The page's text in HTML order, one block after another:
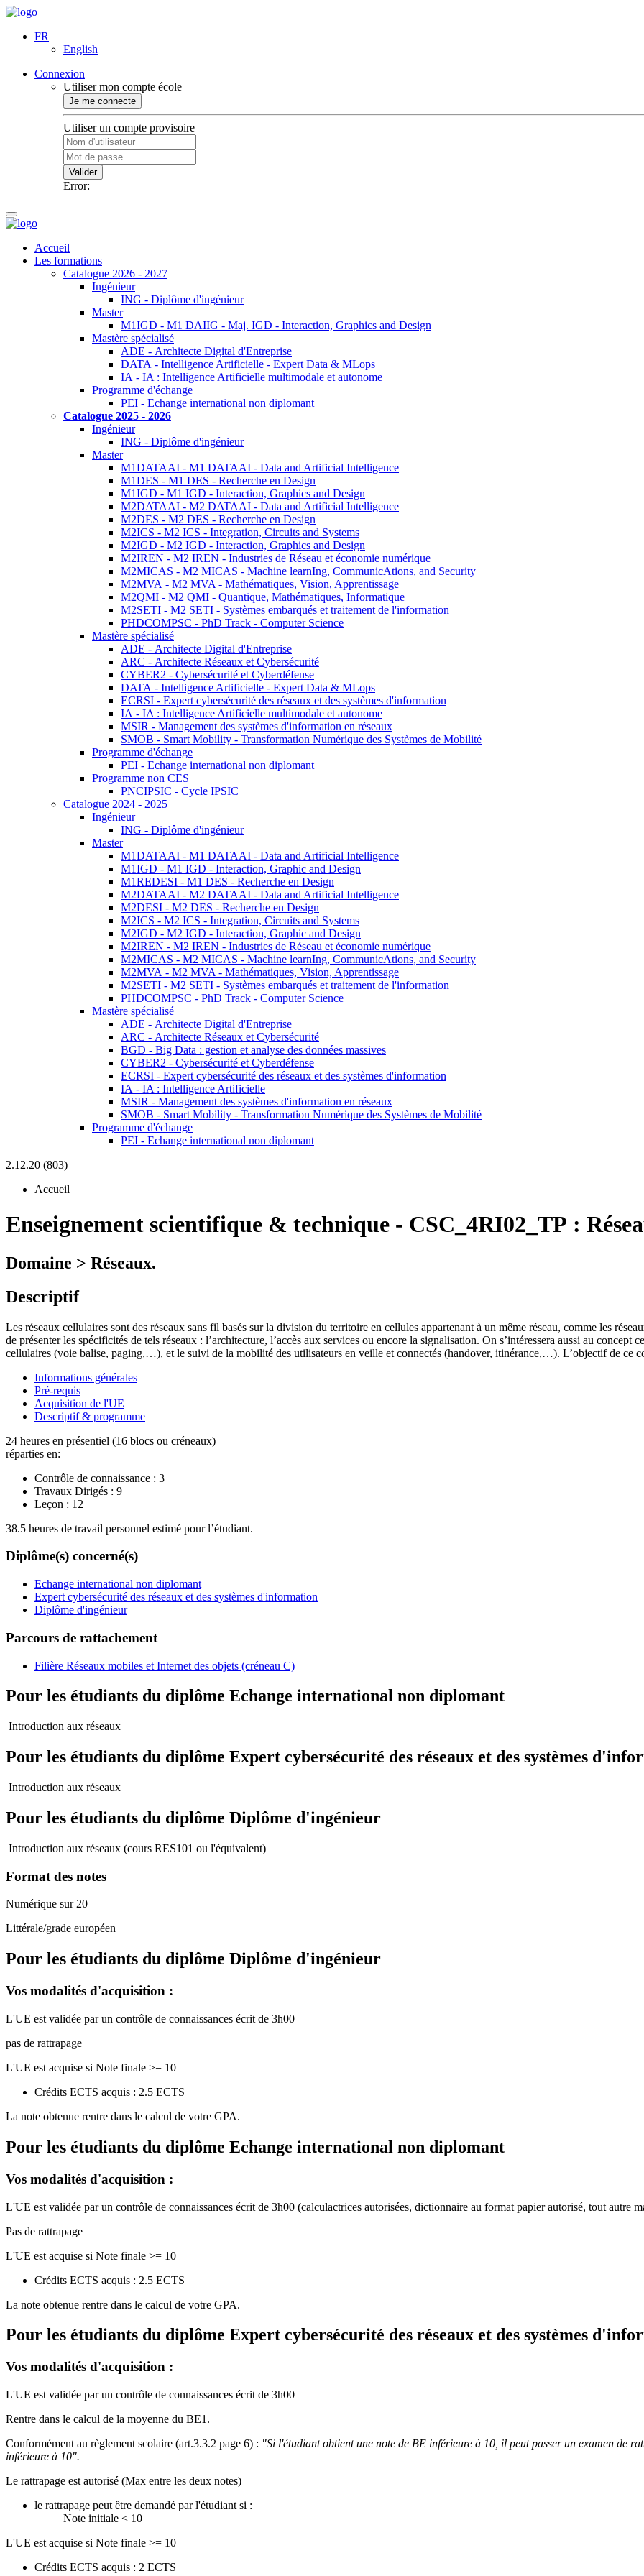
FR
English
Connexion
Utiliser mon compte école
Je me connecte
Utiliser un compte provisoire
Valider
Error:
Accueil
Les formations
Catalogue 2026 - 2027
Ingénieur
ING - Diplôme d'ingénieur
Master
M1IGD - M1 DAIIG - Maj. IGD - Interaction, Graphics and Design
Mastère spécialisé
ADE - Architecte Digital d'Entreprise
DATA - Intelligence Artificielle - Expert Data & MLops
IA - IA : Intelligence Artificielle multimodale et autonome
Programme d'échange
PEI - Echange international non diplomant
Catalogue 2025 - 2026
Ingénieur
ING - Diplôme d'ingénieur
Master
M1DATAAI - M1 DATAAI - Data and Artificial Intelligence
M1DES - M1 DES - Recherche en Design
M1IGD - M1 IGD - Interaction, Graphics and Design
M2DATAAI - M2 DATAAI - Data and Artificial Intelligence
M2DES - M2 DES - Recherche en Design
M2ICS - M2 ICS - Integration, Circuits and Systems
M2IGD - M2 IGD - Interaction, Graphics and Design
M2IREN - M2 IREN - Industries de Réseau et économie numérique
M2MICAS - M2 MICAS - Machine learnIng, CommunicAtions, and Security
M2MVA - M2 MVA - Mathématiques, Vision, Apprentissage
M2QMI - M2 QMI - Quantique, Mathématiques, Informatique
M2SETI - M2 SETI - Systèmes embarqués et traitement de l'information
PHDCOMPSC - PhD Track - Computer Science
Mastère spécialisé
ADE - Architecte Digital d'Entreprise
ARC - Architecte Réseaux et Cybersécurité
CYBER2 - Cybersécurité et Cyberdéfense
DATA - Intelligence Artificielle - Expert Data & MLops
ECRSI - Expert cybersécurité des réseaux et des systèmes d'information
IA - IA : Intelligence Artificielle multimodale et autonome
MSIR - Management des systèmes d'information en réseaux
SMOB - Smart Mobility - Transformation Numérique des Systèmes de Mobilité
Programme d'échange
PEI - Echange international non diplomant
Programme non CES
PNCIPSIC - Cycle IPSIC
Catalogue 2024 - 2025
Ingénieur
ING - Diplôme d'ingénieur
Master
M1DATAAI - M1 DATAAI - Data and Artificial Intelligence
M1IGD - M1 IGD - Interaction, Graphic and Design
M1REDESI - M1 DES - Recherche en Design
M2DATAAI - M2 DATAAI - Data and Artificial Intelligence
M2DESI - M2 DES - Recherche en Design
M2ICS - M2 ICS - Integration, Circuits and Systems
M2IGD - M2 IGD - Interaction, Graphic and Design
M2IREN - M2 IREN - Industries de Réseau et économie numérique
M2MICAS - M2 MICAS - Machine learnIng, CommunicAtions, and Security
M2MVA - M2 MVA - Mathématiques, Vision, Apprentissage
M2SETI - M2 SETI - Systèmes embarqués et traitement de l'information
PHDCOMPSC - PhD Track - Computer Science
Mastère spécialisé
ADE - Architecte Digital d'Entreprise
ARC - Architecte Réseaux et Cybersécurité
BGD - Big Data : gestion et analyse des données massives
CYBER2 - Cybersécurité et Cyberdéfense
ECRSI - Expert cybersécurité des réseaux et des systèmes d'information
IA - IA : Intelligence Artificielle
MSIR - Management des systèmes d'information en réseaux
SMOB - Smart Mobility - Transformation Numérique des Systèmes de Mobilité
Programme d'échange
PEI - Echange international non diplomant
2.12.20 (803)
Accueil
Enseignement scientifique & technique - CSC_4RI02_TP :
Domaine > Réseaux.
Descriptif
Les réseaux cellulaires sont des réseaux sans fil basés sur la division du territoire en cellules appartenant à un même réseau, comme les
de présenter les spécificités de tels réseaux : l’architecture, l’accès aux services ou encore la signalisation. On s’intéressera aussi au
cellulaires (voie balise, paging,…), et le suivi de la mobilité des utilisateurs en veille et connectés (handover, itinérance,…). L’objectif de ce
Informations générales
Pré-requis
Acquisition de l'UE
Descriptif & programme
24 heures en présentiel (16 blocs ou créneaux)
réparties en:
Contrôle de connaissance : 3
Travaux Dirigés : 9
Leçon : 12
38.5 heures de travail personnel estimé pour l’étudiant.
Diplôme(s) concerné(s)
Echange international non diplomant
Expert cybersécurité des réseaux et des systèmes d'information
Diplôme d'ingénieur
Parcours de rattachement
Filière Réseaux mobiles et Internet des objets (créneau C)
Pour les étudiants du diplôme Echange international non diplomant
Introduction aux réseaux
Pour les étudiants du diplôme Expert cybersécurité des réseaux et des systèmes
Introduction aux réseaux
Pour les étudiants du diplôme Diplôme d'ingénieur
Introduction aux réseaux (cours RES101 ou l'équivalent)
Format des notes
Numérique sur 20
Littérale/grade européen
Pour les étudiants du diplôme Diplôme d'ingénieur
Vos modalités d'acquisition :
L'UE est validée par un contrôle de connaissances écrit de 3h00
pas de rattrapage
L'UE est acquise si Note finale >= 10
Crédits ECTS acquis : 2.5 ECTS
La note obtenue rentre dans le calcul de votre GPA.
Pour les étudiants du diplôme Echange international non diplomant
Vos modalités d'acquisition :
L'UE est validée par un contrôle de connaissances écrit de 3h00 (calculactrices autorisées, dictionnaire au format papier autorisé, tout autre
Pas de rattrapage
L'UE est acquise si Note finale >= 10
Crédits ECTS acquis : 2.5 ECTS
La note obtenue rentre dans le calcul de votre GPA.
Pour les étudiants du diplôme Expert cybersécurité des réseaux et des systèmes
Vos modalités d'acquisition :
L'UE est validée par un contrôle de connaissances écrit de 3h00
Rentre dans le calcul de la moyenne du BE1.
Conformément au règlement scolaire (art.3.3.2 page 6) : "Si l'étudiant obtient une note de BE inférieure à 10, il peut passer un examen de
inférieure à 10".
Le rattrapage est autorisé (Max entre les deux notes)
le rattrapage peut être demandé par l'étudiant si :
Note initiale < 10
L'UE est acquise si Note finale >= 10
Crédits ECTS acquis : 2 ECTS